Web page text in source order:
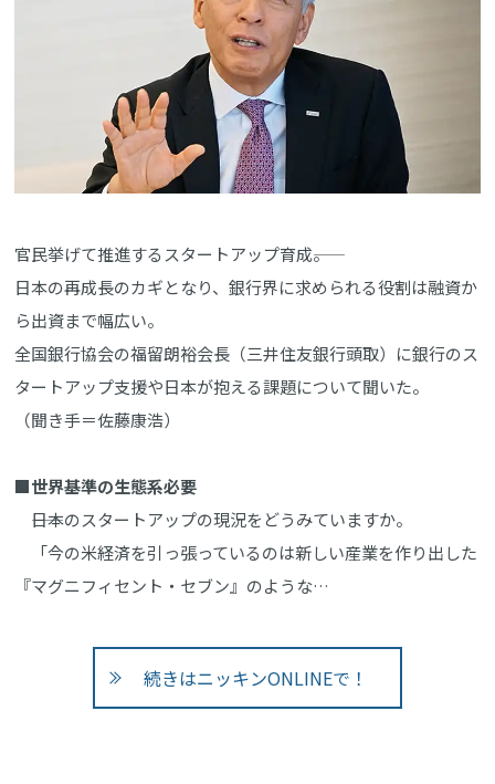
官民挙げて推進するスタートアップ育成――。
日本の再成長のカギとなり、銀行界に求められる役割は融資か
ら出資まで幅広い。
全国銀行協会の福留朗裕会長（三井住友銀行頭取）に銀行のス
タートアップ支援や日本が抱える課題について聞いた。
（聞き手＝佐藤康浩）
■世界基準の生態系必要
――日本のスタートアップの現況をどうみていますか。
「今の米経済を引っ張っているのは新しい産業を作り出した
『マグニフィセント・セブン』のような…
続きはニッキンONLINEで！